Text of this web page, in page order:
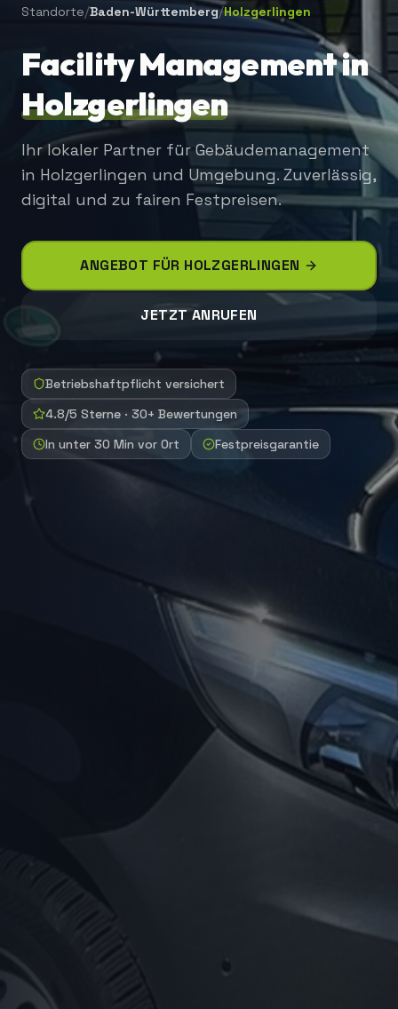
Standorte/Baden-Württemberg/Holzgerlingen
Facility Management in
Holzgerlingen
Ihr lokaler Partner für Gebäudemanagement
in Holzgerlingen und Umgebung. Zuverlässig,
digital und zu fairen Festpreisen.
ANGEBOT FÜR HOLZGERLINGEN
JETZT ANRUFEN
Betriebshaftpflicht versichert
4.8/5 Sterne · 30+ Bewertungen
In unter 30 Min vor Ort
Festpreisgarantie